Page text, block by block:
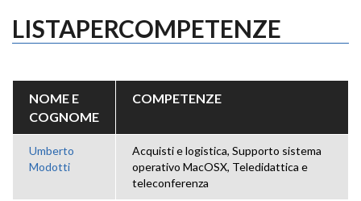
LISTAPERCOMPETENZE
NOME E
COGNOME
COMPETENZE
Umberto
Modotti
Acquisti e logistica, Supporto sistema
operativo MacOSX, Teledidattica e
teleconferenza